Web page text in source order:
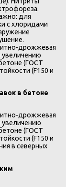
для
с хлоридами
дрожжевая
(ГОСТ
(F150 и
в бетоне
дрожжевая
(ГОСТ
(F150 и
в северных